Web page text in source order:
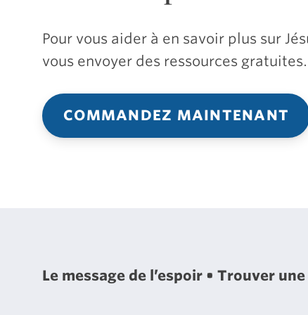
Pour vous aider à en savoir plus sur
vous envoyer des ressources gratuites.
COMMANDEZ MAINTENANT
Le message de l’espoir Trouver